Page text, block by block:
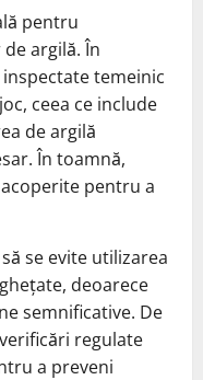
pentru
argilă. În
temeinic
ceea ce include
de argilă
În toamnă,
pentru a
se evite utilizarea
deoarece
semnificative. De
regulate
a preveni